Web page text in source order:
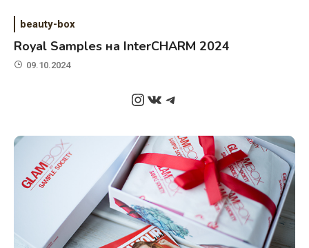
beauty-box
Royal Samples на InterCHARM 2024
09.10.2024
Instagram
ВКонтакте
Telegram